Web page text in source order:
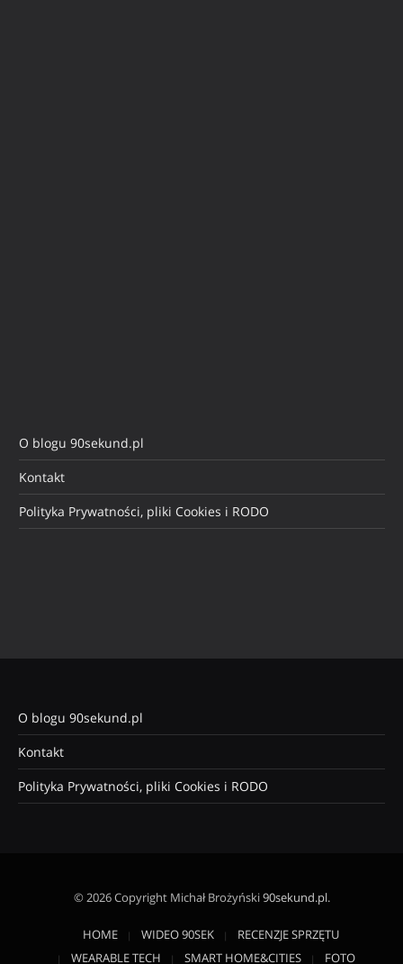
O blogu 90sekund.pl
Kontakt
Polityka Prywatności, pliki Cookies i RODO
O blogu 90sekund.pl
Kontakt
Polityka Prywatności, pliki Cookies i RODO
© 2026 Copyright Michał Brożyński90sekund.pl.
HOME WIDEO 90SEK
RECENZJE SPRZĘTU
WEARABLE TECH
SMART HOME&CITIES FOTO